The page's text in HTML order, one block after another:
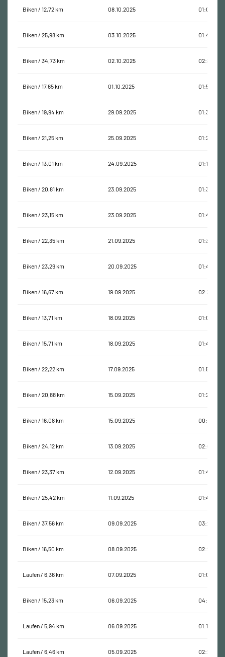
Biken / 12,72 km 08.10.2025 01:00:21
Biken / 25,98 km 03.10.2025 01:41:52
Biken / 34,73 km 02.10.2025 02:33:15
Biken / 17,65 km 01.10.2025 01:51:27
Biken / 19,94 km 29.09.2025 01:39:11
Biken / 21,25 km 25.09.2025 01:21:40
Biken / 13,01 km 24.09.2025 01:12:03
Biken / 20,81 km 23.09.2025 01:30:42
Biken / 23,15 km 23.09.2025 01:49:15
Biken / 22,35 km 21.09.2025 01:38:02
Biken / 23,29 km 20.09.2025 01:48:15
Biken / 16,67 km 19.09.2025 02:35:27
Biken / 13,71 km 18.09.2025 01:03:04
Biken / 15,71 km 18.09.2025 01:40:51
Biken / 22,22 km 17.09.2025 01:51:27
Biken / 20,88 km 15.09.2025 01:24:57
Biken / 16,08 km 15.09.2025 00:54:13
Biken / 24,12 km 13.09.2025 02:08:26
Biken / 23,37 km 12.09.2025 01:43:43
Biken / 25,42 km 11.09.2025 01:43:18
Biken / 37,56 km 09.09.2025 03:23:21
Biken / 16,50 km 08.09.2025 02:27:38
Laufen / 6,36 km 07.09.2025 01:03:51
Biken / 15,23 km 06.09.2025 04:18:00
Laufen / 5,94 km 06.09.2025 01:15:30
Laufen / 6,46 km 05.09.2025 02:28:23